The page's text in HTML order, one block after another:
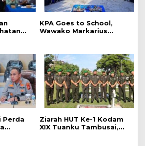
‎KPA Goes to School,
‎Wawako Markarius
Kalangan Pelajar
Perda
Ziarah HUT Ke-1 Kodam
XIX Tuanku Tambusai,